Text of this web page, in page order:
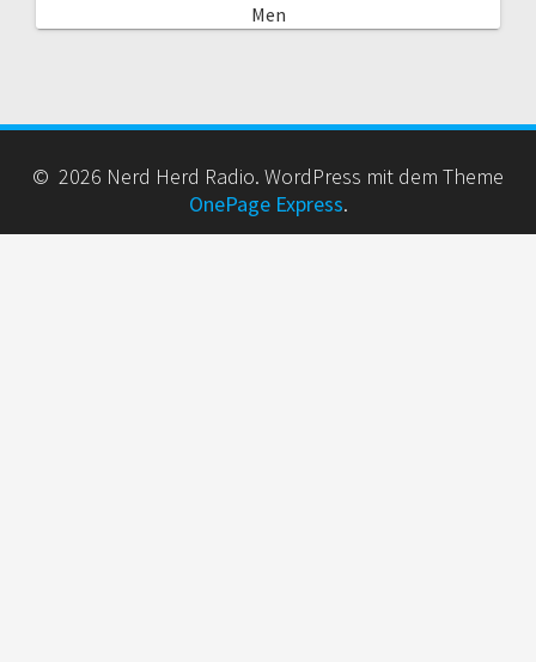
Men
© 2026 Nerd Herd Radio. WordPress mit dem Theme
OnePage Express.